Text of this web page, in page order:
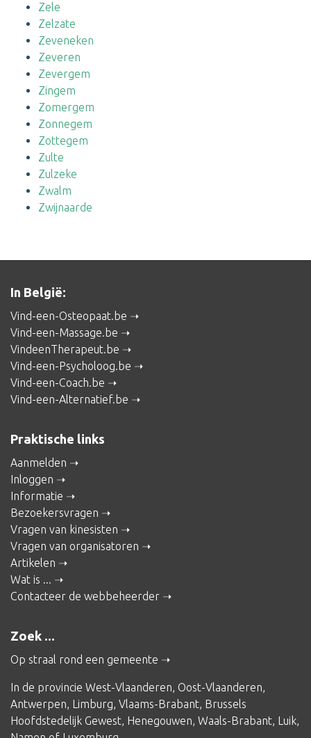
Zele
Zelzate
Zeveneken
Zeveren
Zevergem
Zingem
Zomergem
Zonnegem
Zottegem
Zulte
Zulzeke
Zwalm
Zwijnaarde
In België:
Vind-een-Osteopaat.be
Vind-een-Massage.be
VindeenTherapeut.be
Vind-een-Psycholoog.be
Vind-een-Coach.be
Vind-een-Alternatief.be
Praktische links
Aanmelden
Inloggen
Informatie
Bezoekersvragen
Vragen van kinesisten
Vragen van organisatoren
Artikelen
Wat is ...
Contacteer de webbeheerder
Zoek ...
Op straal rond een gemeente
In de provincie West-Vlaanderen, Oost-Vlaanderen,
Antwerpen, Limburg, Vlaams-Brabant, Brussels
Hoofdstedelijk Gewest, Henegouwen, Waals-Brabant, Luik,